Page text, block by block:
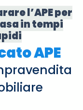
l’APE per
in tempi
APE